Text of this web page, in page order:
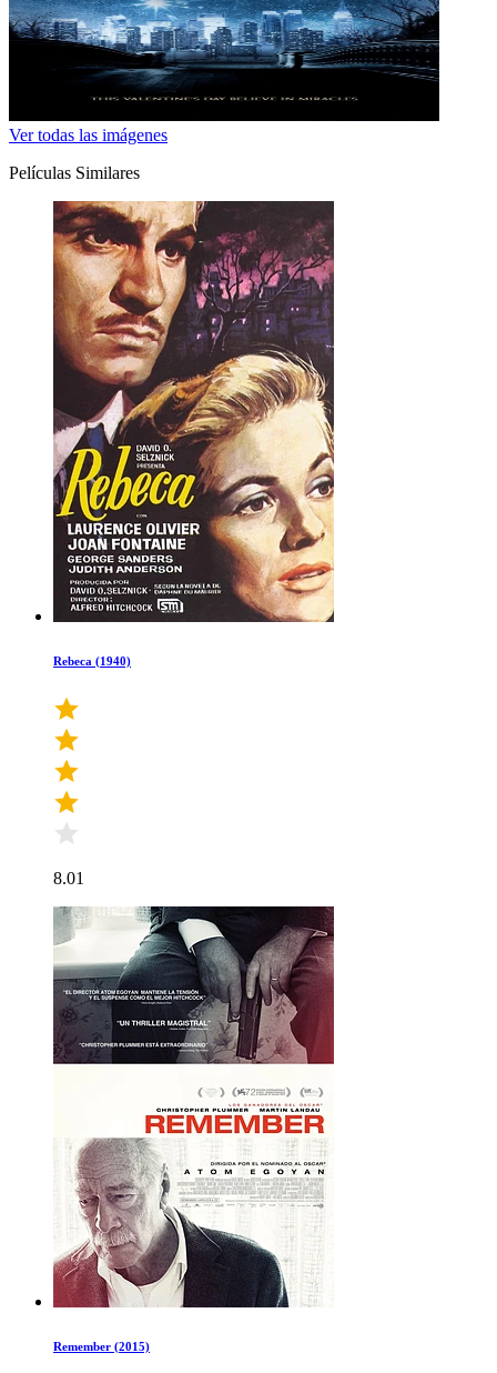
Ver todas las imágenes
Películas Similares
Rebeca (1940)
8.01
Remember (2015)